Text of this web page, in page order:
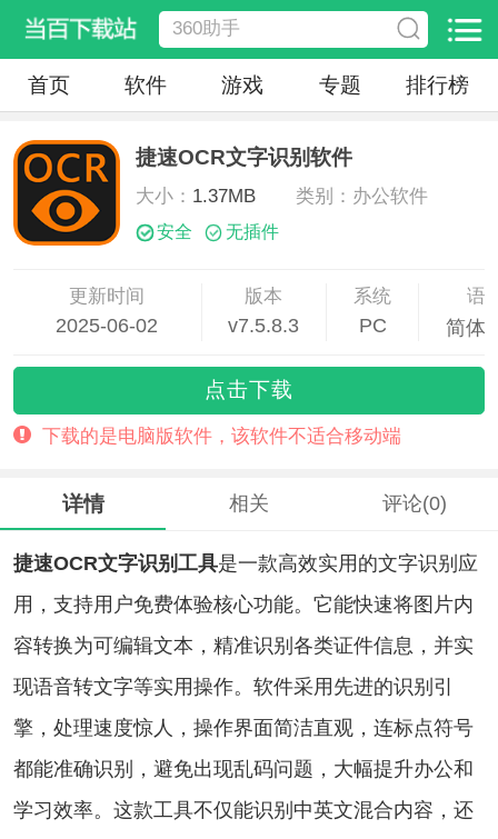
首页 软件 游戏 专题 排行榜
捷速OCR文字识别软件
大小： 1.37MB 类别：办公软件
安全 无插件
更新时间
2025-06-02
版本
v7.5.8.3
系统
PC
语
简体
点击下载
下载的是电脑版软件，该软件不适合移动端
详情 相关 评论(0)
捷速OCR文字识别工具是一款高效实用的文字识别应
用，支持用户免费体验核心功能。它能快速将图片内
容转换为可编辑文本，精准识别各类证件信息，并实
现语音转文字等实用操作。软件采用先进的识别引
擎，处理速度惊人，操作界面简洁直观，连标点符号
都能准确识别，避免出现乱码问题，大幅提升办公和
学习效率。这款工具不仅能识别中英文混合内容，还